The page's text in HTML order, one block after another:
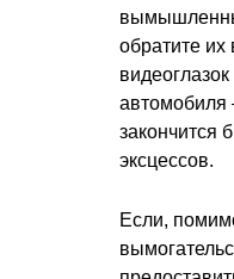
обратите
автомобиля
закончится
эксцессов.
Если,